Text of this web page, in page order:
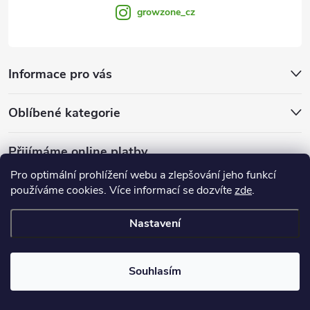
Pro optimální prohlížení webu a zlepšování jeho funkcí
používáme cookies. Více informací se dozvítezde.
Nastavení
Souhlasím
growzone_cz
Informace pro vás
Oblíbené kategorie
Přijímáme online platby
nastavení cookies